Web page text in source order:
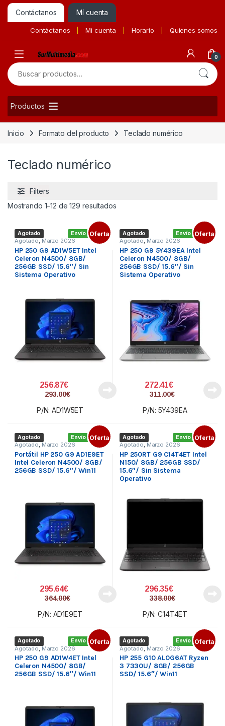
Contáctanos Mí cuenta
Contáctanos Mi cuenta Horario Quienes somos
0
Buscar por:
Productos
Inicio Formato del producto Teclado numérico
Teclado numérico
Filters
Mostrando 1–12 de 129 resultadosOrdenado por precio: bajo a alto
Envío gratis
Agotado Oferta
Agotado, Marzo 2026
HP 250 G9 AD1W5ET Intel
Celeron N4500/ 8GB/
256GB SSD/ 15.6″/ Sin
Sistema Operativo
256.87€
293.00€
P/N: AD1W5ET
Envío gratis
Agotado Oferta
Agotado, Marzo 2026
HP 250 G9 5Y439EA Intel
Celeron N4500/ 8GB/
256GB SSD/ 15.6″/ Sin
Sistema Operativo
272.41€
311.00€
P/N: 5Y439EA
Envío gratis
Agotado Oferta
Agotado,Marzo 2026
Portátil HP 250 G9 AD1E9ET
Intel Celeron N4500/ 8GB/
256GB SSD/ 15.6″/ Win11
295.64€
364.00€
P/N: AD1E9ET
Envío gratis
Agotado Oferta
Agotado,Marzo 2026
HP 250RT G9 C14T4ET Intel
N150/ 8GB/ 256GB SSD/
15.6″/ Sin Sistema
Operativo
296.35€
338.00€
P/N: C14T4ET
Envío gratis
Agotado Oferta
Agotado,Marzo 2026
HP 250 G9 AD1W4ET Intel
Celeron N4500/ 8GB/
256GB SSD/ 15.6″/ Win11
Envío gratis
Agotado Oferta
Agotado,Marzo 2026
HP 255 G10 AL0G6AT Ryzen
3 7330U/ 8GB/ 256GB
SSD/ 15.6″/ Win11